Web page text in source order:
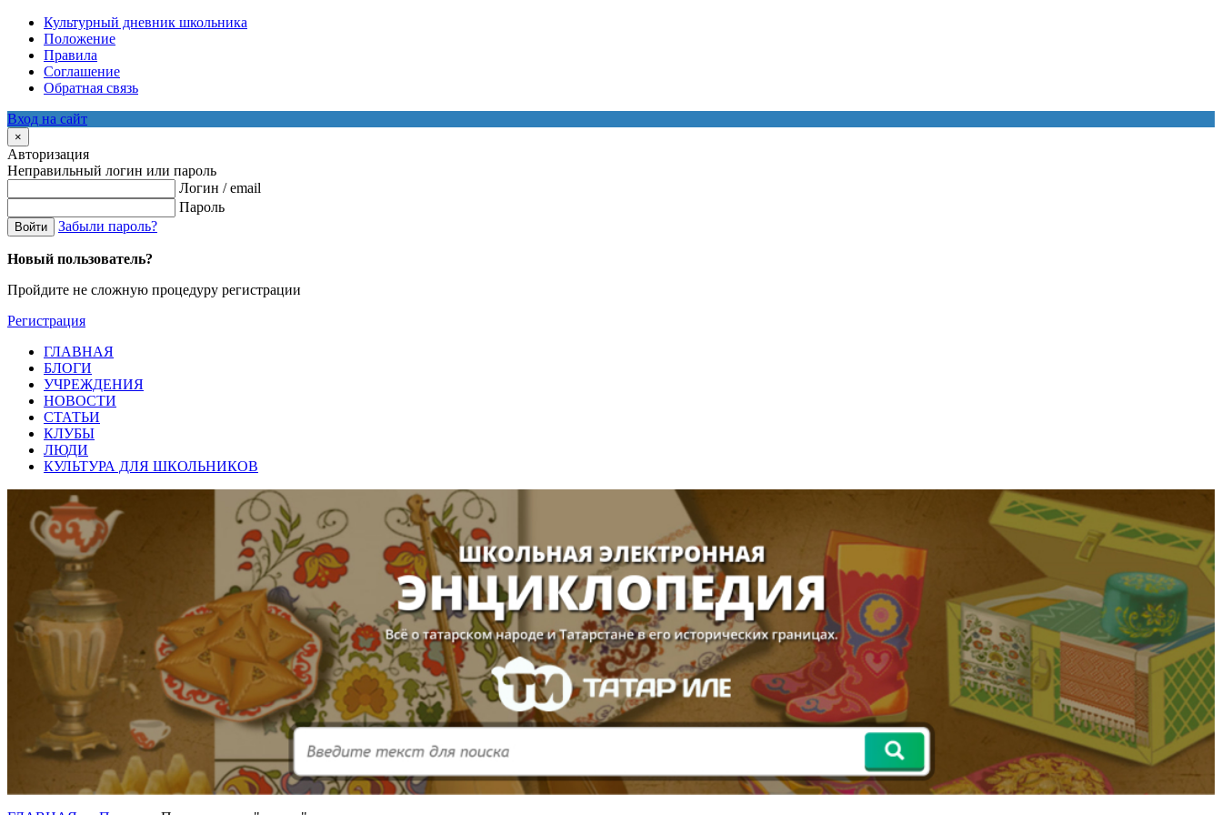
Культурный дневник школьника
Положение
Правила
Соглашение
Обратная связь
Вход на сайт
×
Авторизация
Неправильный логин или пароль
Логин / email
Пароль
Войти Забыли пароль?
Новый пользователь?
Пройдите не сложную процедуру регистрации
Регистрация
ГЛАВНАЯ
БЛОГИ
УЧРЕЖДЕНИЯ
НОВОСТИ
СТАТЬИ
КЛУБЫ
ЛЮДИ
КУЛЬТУРА ДЛЯ ШКОЛЬНИКОВ